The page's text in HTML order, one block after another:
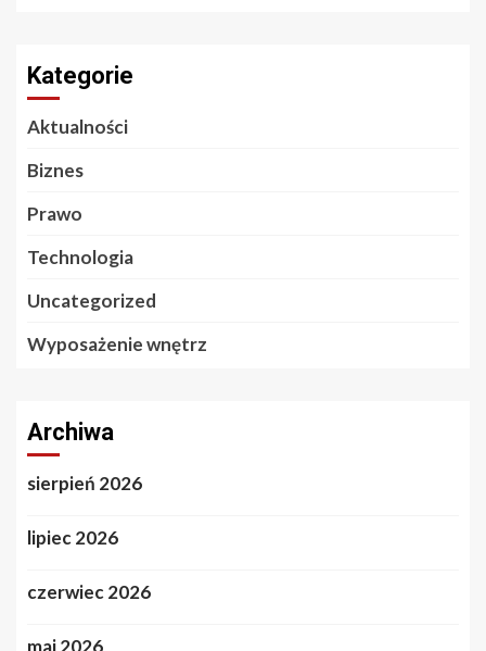
Kategorie
Aktualności
Biznes
Prawo
Technologia
Uncategorized
Wyposażenie wnętrz
Archiwa
sierpień 2026
lipiec 2026
czerwiec 2026
maj 2026